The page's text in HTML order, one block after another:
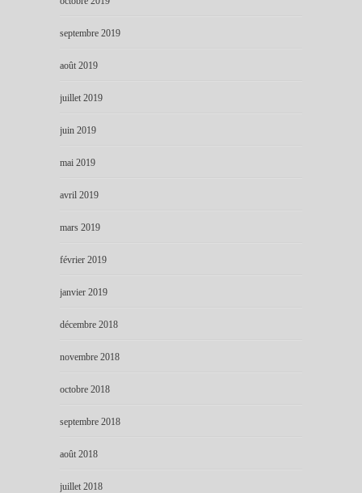
septembre 2019
août 2019
juillet 2019
juin 2019
mai 2019
avril 2019
mars 2019
février 2019
janvier 2019
décembre 2018
novembre 2018
octobre 2018
septembre 2018
août 2018
juillet 2018